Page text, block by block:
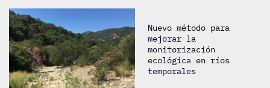
Nuevo método para
mejorar la
monitorización
ecológica en ríos
temporales